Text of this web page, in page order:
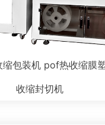
包装机 pof热收缩膜
收缩封切机